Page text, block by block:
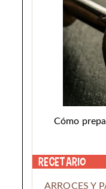
Cómo
Recetario
ARROCES Y